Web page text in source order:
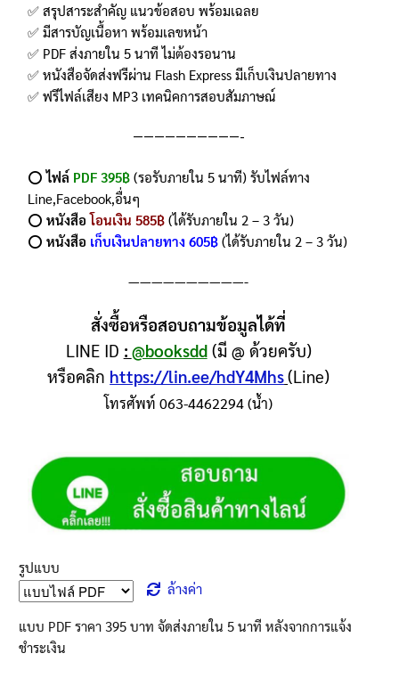
✅ สรุปสาระสำคัญ แนวข้อสอบ พร้อมเฉลย
✅ มีสารบัญเนื้อหา พร้อมเลขหน้า
✅ PDF ส่งภายใน 5 นาที ไม่ต้องรอนาน
✅ หนังสือจัดส่งฟรีผ่าน Flash Express มีเก็บเงินปลายทาง
✅ ฟรีไฟล์เสียง MP3 เทคนิคการสอบสัมภาษณ์
——————————-
⭕️ไฟล์ PDF 395฿ (รอรับภายใน 5 นาที) รับไฟล์ทาง
Line,Facebook,อื่นๆ
⭕️หนังสือโอนเงิน 585฿ (ได้รับภายใน 2 – 3 วัน)
⭕️หนังสือ เก็บเงินปลายทาง 605฿ (ได้รับภายใน 2 – 3 วัน)
——————————-
สั่งซื้อหรือสอบถามข้อมูลได้ที่
LINE ID : @booksdd(มี @ ด้วยครับ)
หรือคลิก https://lin.ee/hdY4Mhs(Line)
โทรศัพท์ 063-4462294 (น้ำ)
รูปแบบ
ล้างค่า
แบบ PDF ราคา 395 บาท จัดส่งภายใน 5 นาที หลังจากการแจ้ง
ชำระเงิน